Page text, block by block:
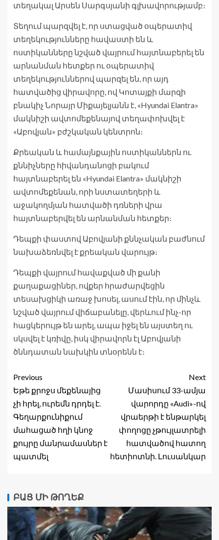
տեղակալ Արսեն Սարգսյանի գլխավորությամբ։
Տեղում պարզվել է, որ ստացված օպերատիվ
տեղեկությունները հավաստի են և
ոստիկանները նշված վայրում հայտնաբերել են
արնանման հետքեր ու օպերատիվ
տեղեկություններով պարզել են, որ այդ
հատվածից վիրավորը, ով Կոտայքի մարզի
բնակիչ Նորայր Միքայելյանն է, «Hyundai Elantra»
մակնիշի ավտոմեքենայով տեղափոխվել է
«Աբովյան» բժշկական կենտրոն։
Քրեական և համայնքային ոստիկաններն ու
քննիչները հիվանդանոցի բակում
հայտնաբերել են «Hyundai Elantra» մակնիշի
ավտոմեքենան, որի նստատեղերի և
աջակողմյան հատվածի դռների վրա
հայտնաբերվել են արնանման հետքեր։
Դեպքի փաստով Աբովյանի քննչական բաժնում
նախաձեռնվել է քրեական վարույթ։
Դեպքի վայրում հավաքված մի քանի
քաղաքացիներ, ովքեր հրաժարվեցին
տեսախցիկի առաջ խոսել, ասում էին, որ մինչև
նշված վայրում վիճաբանելը, վերևում ինչ-որ
հացկերույթ են արել, ապա իջել են այստեղ ու
սկսվել է կռիվը, իսկ վիրավորն էլ Աբովյանի
ծննդատան նախկին տնօրենն է։
Previous
Եթե քրոջս մեքենայից
չի հրել, ուրեմն դրդել է.
Գեղարքունիքում
մահացած հղի կնոջ
քույրը մանրամասներ է
պատմել
Next
Մասիսում 33-ամյա
վարորդը «Audi»-ով
վրաերթի է ենթարկել
փողոցը չթույլատրելի
հատվածով հատող
հետիոտնի. Լուսանկար
ԲԱՑ ՄԻ ԹՈՂԵՔ